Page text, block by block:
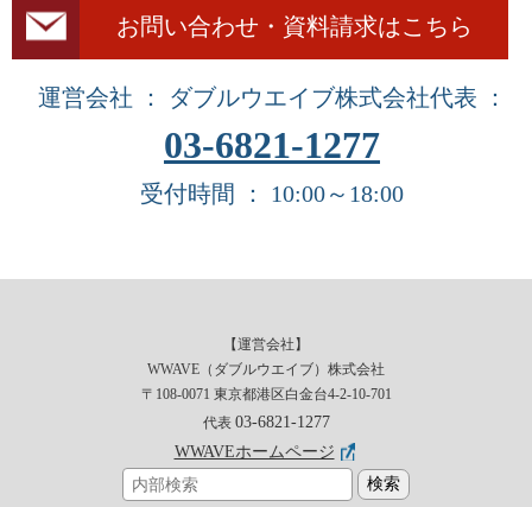
お問い合わせ・資料請求はこちら
運営会社 ： ダブルウエイブ株式会社代表 ：
03-6821-1277
受付時間 ： 10:00～18:00
【運営会社】
WWAVE（ダブルウエイブ）株式会社
〒108-0071 東京都港区白金台4-2-10-701
代表 03-6821-1277
WWAVEホームページ